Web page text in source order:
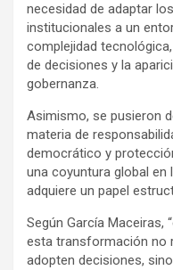
necesidad de adaptar
institucionales a un
complejidad
de decisiones y la
gobernanza.
Asimismo, se pusieron
materia de
democrático y
una coyuntura global en
adquiere un papel
Según García Maceiras,
esta transformación no
adopten decisiones,